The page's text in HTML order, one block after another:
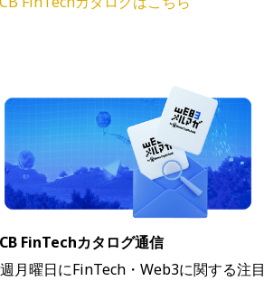
FinTechカタログ通信
月曜日にFinTech・Web3に関する注目